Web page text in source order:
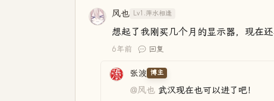
风也 Lv1.萍水相逢
想起了我刚买几个月的显示器，现在
6年前 回复
张波 博主
@风也 武汉现在也可以进了吧！